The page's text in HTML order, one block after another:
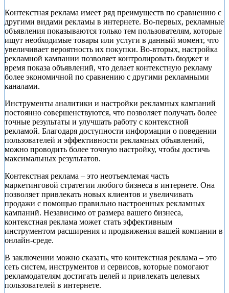
Контекстная реклама имеет ряд преимуществ по сравнению с
другими видами рекламы в интернете. Во-первых, рекламные
объявления показываются только тем пользователям, которые
ищут необходимые товары или услуги в данный момент, что
увеличивает вероятность их покупки. Во-вторых, настройка
рекламной кампании позволяет контролировать бюджет и
время показа объявлений, что делает контекстную рекламу
более экономичной по сравнению с другими рекламными
каналами.
Инструменты аналитики и настройки рекламных кампаний
постоянно совершенствуются, что позволяет получать более
точные результаты и улучшать работу с контекстной
рекламой. Благодаря доступности информации о поведении
пользователей и эффективности рекламных объявлений,
можно проводить более точную настройку, чтобы достичь
максимальных результатов.
Контекстная реклама – это неотъемлемая часть
маркетинговой стратегии любого бизнеса в интернете. Она
позволяет привлекать новых клиентов и увеличивать
продажи с помощью правильно настроенных рекламных
кампаний. Независимо от размера вашего бизнеса,
контекстная реклама может стать эффективным
инструментом расширения и продвижения вашей компании в
онлайн-среде.
В заключении можно сказать, что контекстная реклама – это
сеть систем, инструментов и сервисов, которые помогают
рекламодателям достигать целей и привлекать целевых
пользователей в интернете.